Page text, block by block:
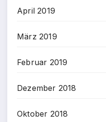
April 2019
März 2019
Februar 2019
Dezember 2018
Oktober 2018